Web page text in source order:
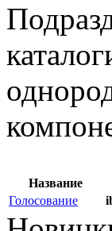
Название
Голосование